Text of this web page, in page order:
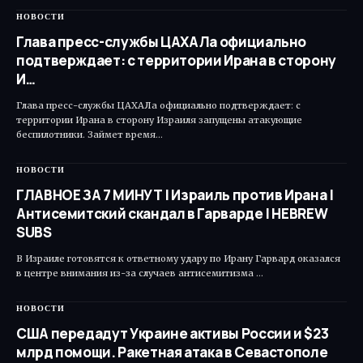
НОВОСТИ
Глава пресс-службы ЦАХАЛа официально
подтверждает: с территории Ирана в сторону
И…
Глава пресс-службы ЦАХАЛа официально подтверждает: с
территории Ирана в сторону Израиля запущены атакующие
беспилотники. Займет время…
НОВОСТИ
ГЛАВНОЕ ЗА 7 МИНУТ | Израиль против Ирана |
Антисемитский скандал в Гарварде | HEBREW
SUBS
В Израиле готовятся к ответному удару по Ирану Гарвард оказался
в центре внимания из-за случаев антисемитизма …
НОВОСТИ
США передадут Украине активы России и $23
млрд помощи. Ракетная атака в Севастополе